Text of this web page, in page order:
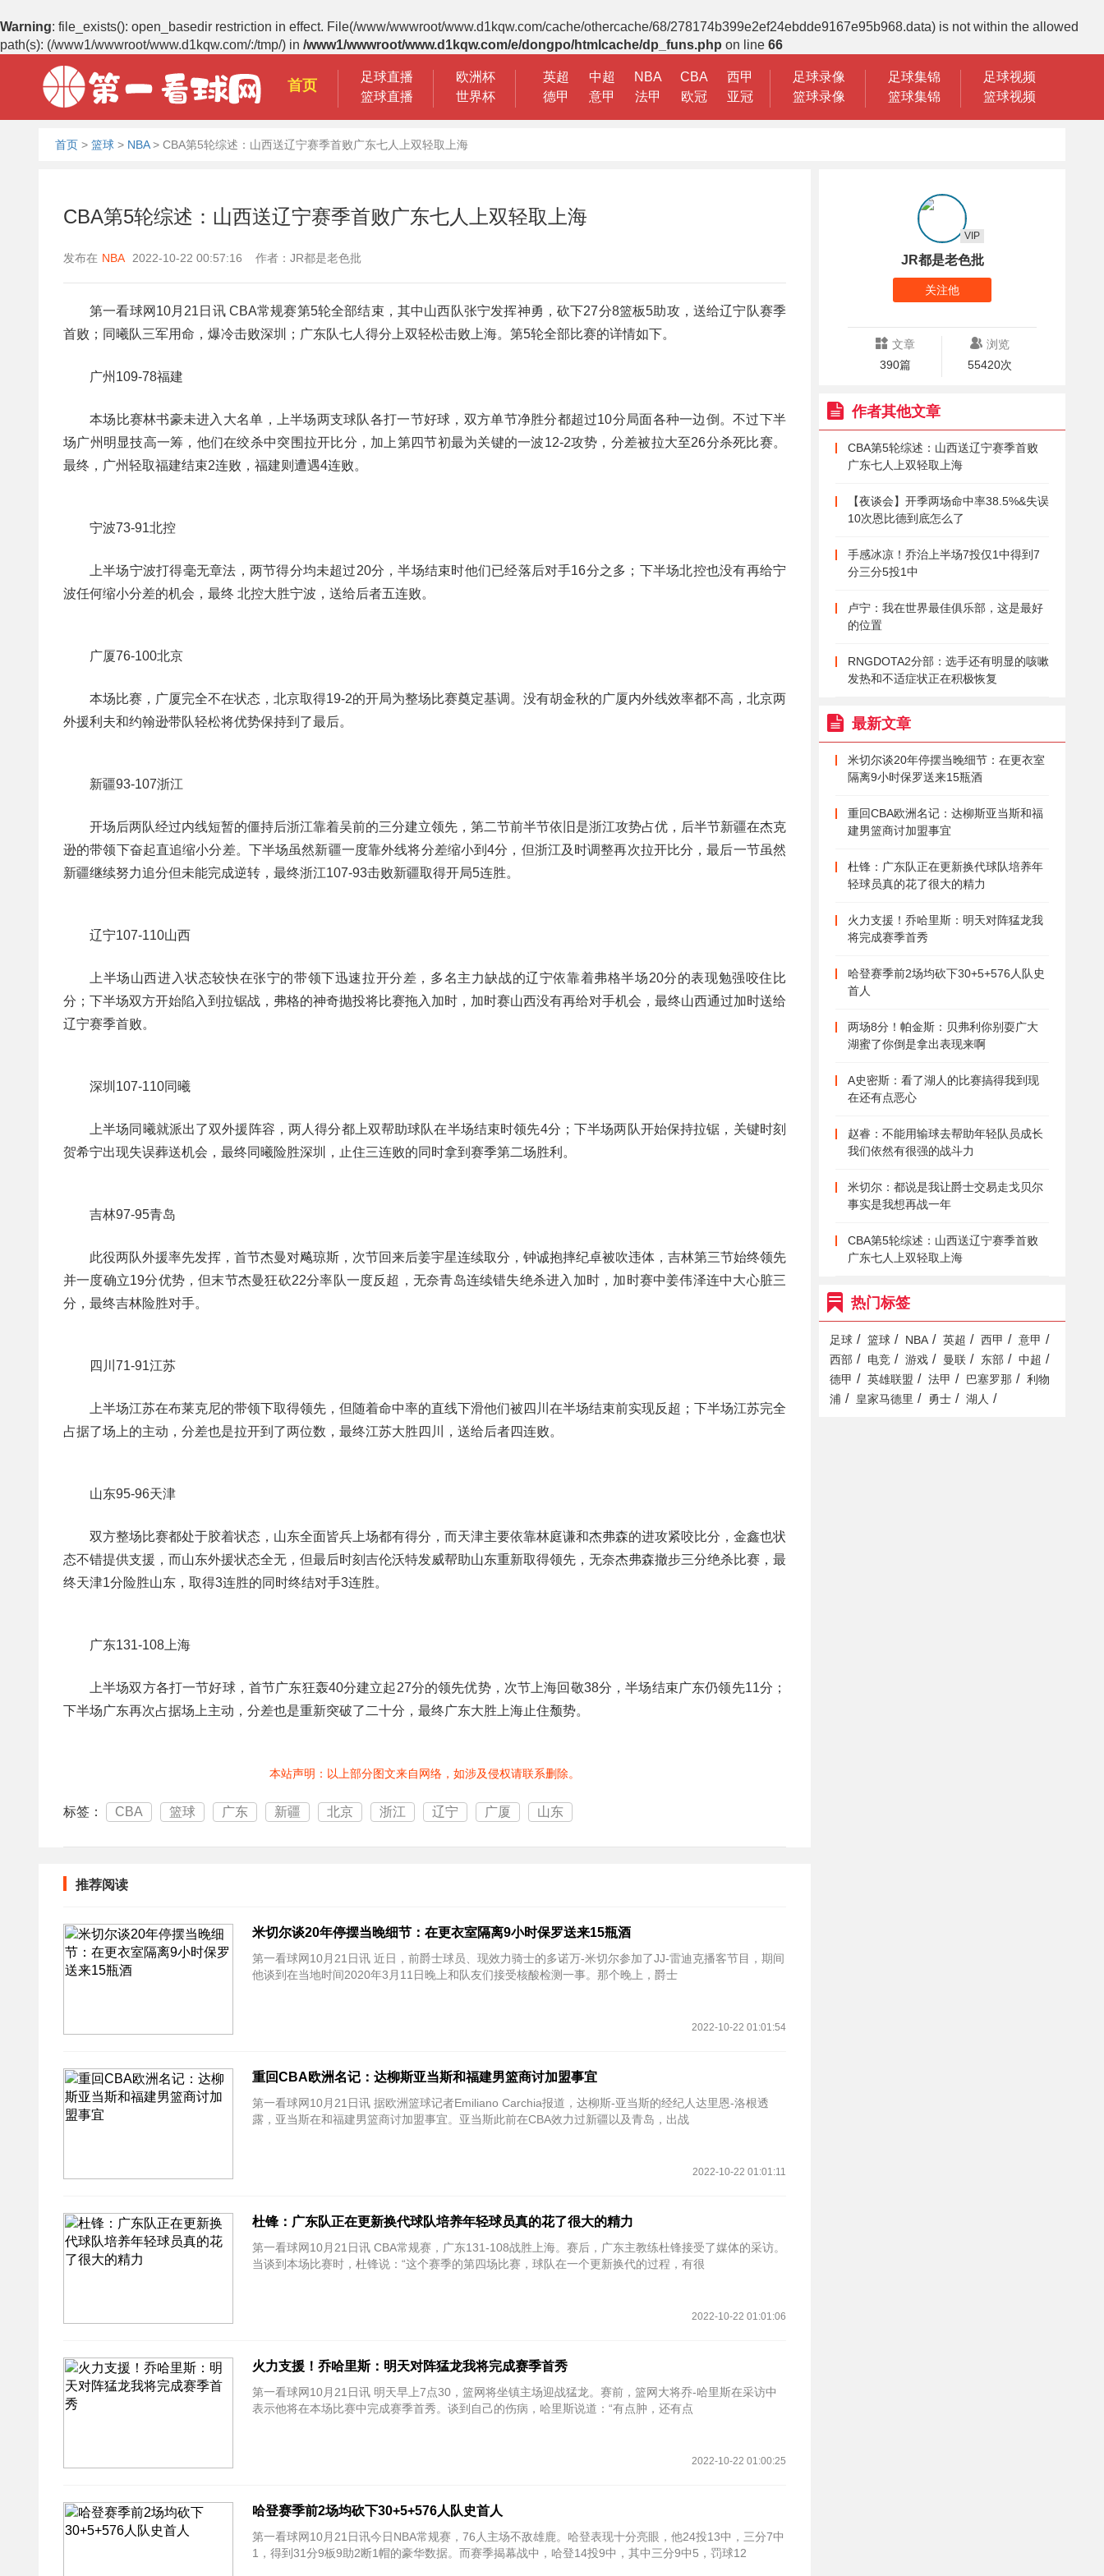
Warning: file_exists(): open_basedir restriction in effect. File(/www/wwwroot/www.d1kqw.com/cache/othercache/68/278174b399e2ef24ebdde9167e95b968.data) is not within the allowed
path(s): (/www1/wwwroot/www.d1kqw.com/:/tmp/) in /www1/wwwroot/www.d1kqw.com/e/dongpo/htmlcache/dp_funs.php on line 66
首页
足球直播
篮球直播
欧洲杯
世界杯
英超 中超 NBA CBA
西甲
德甲
意甲 法甲 欧冠 亚冠
足球录像
篮球录像
足球集锦
篮球集锦
足球视频
篮球视频
首页 > 篮球 > NBA> CBA第5轮综述：山西送辽宁赛季首败广东七人上双轻取上海
CBA第5轮综述：山西送辽宁赛季首败广东七人上双轻取上海
发布在 NBA 2022-10-22 00:57:16 作者：JR都是老色批
第一看球网10月21日讯 CBA常规赛第5轮全部结束，其中山西队张宁发挥神勇，砍下27分8篮板5助攻，送给辽宁队赛季
首败；同曦队三军用命，爆冷击败深圳；广东队七人得分上双轻松击败上海。第5轮全部比赛的详情如下。
广州109-78福建
本场比赛林书豪未进入大名单，上半场两支球队各打一节好球，双方单节净胜分都超过10分局面各种一边倒。不过下半
场广州明显技高一筹，他们在绞杀中突围拉开比分，加上第四节初最为关键的一波12-2攻势，分差被拉大至26分杀死比赛。
最终，广州轻取福建结束2连败，福建则遭遇4连败。
宁波73-91北控
上半场宁波打得毫无章法，两节得分均未超过20分，半场结束时他们已经落后对手16分之多；下半场北控也没有再给宁
波任何缩小分差的机会，最终 北控大胜宁波，送给后者五连败。
广厦76-100北京
本场比赛，广厦完全不在状态，北京取得19-2的开局为整场比赛奠定基调。没有胡金秋的广厦内外线效率都不高，北京两
外援利夫和约翰逊带队轻松将优势保持到了最后。
新疆93-107浙江
开场后两队经过内线短暂的僵持后浙江靠着吴前的三分建立领先，第二节前半节依旧是浙江攻势占优，后半节新疆在杰克
逊的带领下奋起直追缩小分差。下半场虽然新疆一度靠外线将分差缩小到4分，但浙江及时调整再次拉开比分，最后一节虽然
新疆继续努力追分但未能完成逆转，最终浙江107-93击败新疆取得开局5连胜。
辽宁107-110山西
上半场山西进入状态较快在张宁的带领下迅速拉开分差，多名主力缺战的辽宁依靠着弗格半场20分的表现勉强咬住比
分；下半场双方开始陷入到拉锯战，弗格的神奇抛投将比赛拖入加时，加时赛山西没有再给对手机会，最终山西通过加时送给
辽宁赛季首败。
深圳107-110同曦
上半场同曦就派出了双外援阵容，两人得分都上双帮助球队在半场结束时领先4分；下半场两队开始保持拉锯，关键时刻
贺希宁出现失误葬送机会，最终同曦险胜深圳，止住三连败的同时拿到赛季第二场胜利。
吉林97-95青岛
此役两队外援率先发挥，首节杰曼对飚琼斯，次节回来后姜宇星连续取分，钟诚抱摔纪卓被吹违体，吉林第三节始终领先
并一度确立19分优势，但末节杰曼狂砍22分率队一度反超，无奈青岛连续错失绝杀进入加时，加时赛中姜伟泽连中大心脏三
分，最终吉林险胜对手。
四川71-91江苏
上半场江苏在布莱克尼的带领下取得领先，但随着命中率的直线下滑他们被四川在半场结束前实现反超；下半场江苏完全
占据了场上的主动，分差也是拉开到了两位数，最终江苏大胜四川，送给后者四连败。
山东95-96天津
双方整场比赛都处于胶着状态，山东全面皆兵上场都有得分，而天津主要依靠林庭谦和杰弗森的进攻紧咬比分，金鑫也状
态不错提供支援，而山东外援状态全无，但最后时刻吉伦沃特发威帮助山东重新取得领先，无奈杰弗森撤步三分绝杀比赛，最
终天津1分险胜山东，取得3连胜的同时终结对手3连胜。
广东131-108上海
上半场双方各打一节好球，首节广东狂轰40分建立起27分的领先优势，次节上海回敬38分，半场结束广东仍领先11分；
下半场广东再次占据场上主动，分差也是重新突破了二十分，最终广东大胜上海止住颓势。
本站声明：以上部分图文来自网络，如涉及侵权请联系删除。
标签： CBA 篮球 广东 新疆 北京 浙江 辽宁 广厦 山东
推荐阅读
米切尔谈20年停摆当晚细节：在更衣室隔离9小时保罗送来15瓶酒
第一看球网10月21日讯 近日，前爵士球员、现效力骑士的多诺万-米切尔参加了JJ-雷迪克播客节目，期间
他谈到在当地时间2020年3月11日晚上和队友们接受核酸检测一事。那个晚上，爵士
2022-10-22 01:01:54
重回CBA欧洲名记：达柳斯亚当斯和福建男篮商讨加盟事宜
第一看球网10月21日讯 据欧洲篮球记者Emiliano Carchia报道，达柳斯-亚当斯的经纪人达里恩-洛根透
露，亚当斯在和福建男篮商讨加盟事宜。亚当斯此前在CBA效力过新疆以及青岛，出战
2022-10-22 01:01:11
杜锋：广东队正在更新换代球队培养年轻球员真的花了很大的精力
第一看球网10月21日讯 CBA常规赛，广东131-108战胜上海。赛后，广东主教练杜锋接受了媒体的采访。
当谈到本场比赛时，杜锋说：“这个赛季的第四场比赛，球队在一个更新换代的过程，有很
2022-10-22 01:01:06
火力支援！乔哈里斯：明天对阵猛龙我将完成赛季首秀
第一看球网10月21日讯 明天早上7点30，篮网将坐镇主场迎战猛龙。赛前，篮网大将乔-哈里斯在采访中
表示他将在本场比赛中完成赛季首秀。谈到自己的伤病，哈里斯说道：“有点肿，还有点
2022-10-22 01:00:25
哈登赛季前2场均砍下30+5+576人队史首人
第一看球网10月21日讯今日NBA常规赛，76人主场不敌雄鹿。哈登表现十分亮眼，他24投13中，三分7中
1，得到31分9板9助2断1帽的豪华数据。而赛季揭幕战中，哈登14投9中，其中三分9中5，罚球12
JR都是老色批
VIP
关注他
文章
390篇
浏览
55420次
作者其他文章
CBA第5轮综述：山西送辽宁赛季首败
广东七人上双轻取上海
【夜谈会】开季两场命中率38.5%&失误
10次恩比德到底怎么了
手感冰凉！乔治上半场7投仅1中得到7
分三分5投1中
卢宁：我在世界最佳俱乐部，这是最好
的位置
RNGDOTA2分部：选手还有明显的咳嗽
发热和不适症状正在积极恢复
最新文章
米切尔谈20年停摆当晚细节：在更衣室
隔离9小时保罗送来15瓶酒
重回CBA欧洲名记：达柳斯亚当斯和福
建男篮商讨加盟事宜
杜锋：广东队正在更新换代球队培养年
轻球员真的花了很大的精力
火力支援！乔哈里斯：明天对阵猛龙我
将完成赛季首秀
哈登赛季前2场均砍下30+5+576人队史
首人
两场8分！帕金斯：贝弗利你别耍广大
湖蜜了你倒是拿出表现来啊
A史密斯：看了湖人的比赛搞得我到现
在还有点恶心
赵睿：不能用输球去帮助年轻队员成长
我们依然有很强的战斗力
米切尔：都说是我让爵士交易走戈贝尔
事实是我想再战一年
CBA第5轮综述：山西送辽宁赛季首败
广东七人上双轻取上海
热门标签
足球 / 篮球 / NBA / 英超 / 西甲 / 意甲 /
西部 / 电竞 / 游戏 / 曼联 / 东部 / 中超 /
德甲 / 英雄联盟 / 法甲 / 巴塞罗那 / 利物
浦 / 皇家马德里 / 勇士 / 湖人 /